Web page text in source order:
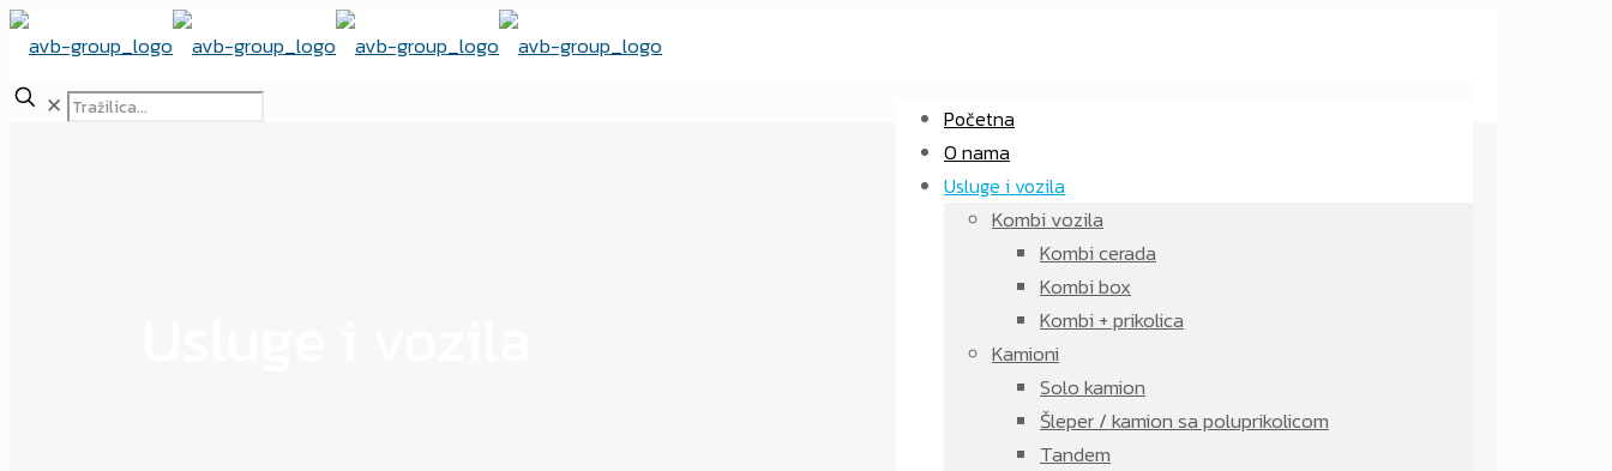
Početna
O nama
Usluge i vozila
Kombi vozila
Kombi cerada
Kombi box
Kombi + prikolica
Kamioni
Solo kamion
Šleper / kamion sa poluprikolicom
Tandem
✕